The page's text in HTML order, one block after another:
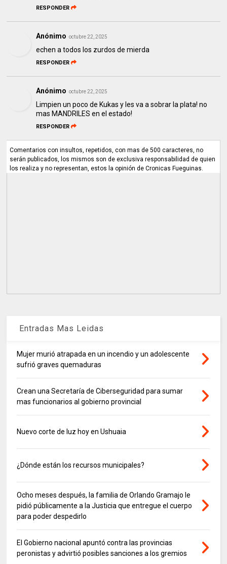
RESPONDER
Anónimo octubre 22, 2025
echen a todos los zurdos de mierda
RESPONDER
Anónimo octubre 22, 2025
Limpien un poco de Kukas y les va a sobrar la plata! no
mas MANDRILES en el estado!
RESPONDER
Comentarios con insultos, repetidos, con mas de 500 caracteres, no
serán publicados, los mismos son de exclusiva responsabilidad de quien
los realiza y no representan, estos la opinión de Cronicas Fueguinas.
Entradas Mas Leidas
Mujer murió atrapada en un incendio y un adolescente
sufrió graves quemaduras
Crean una Secretaría de Ciberseguridad para sumar
mas funcionarios al gobierno provincial
Nuevo corte de luz hoy en Ushuaia
¿Dónde están los recursos municipales?
Ocho meses después, la familia de Orlando Gramajo le
pidió públicamente a la Justicia que entregue el cuerpo
para poder despedirlo
El Gobierno nacional apuntó contra las provincias
peronistas y advirtió posibles sanciones a los gremios